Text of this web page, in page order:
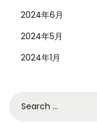
2024年6月
2024年5月
2024年1月